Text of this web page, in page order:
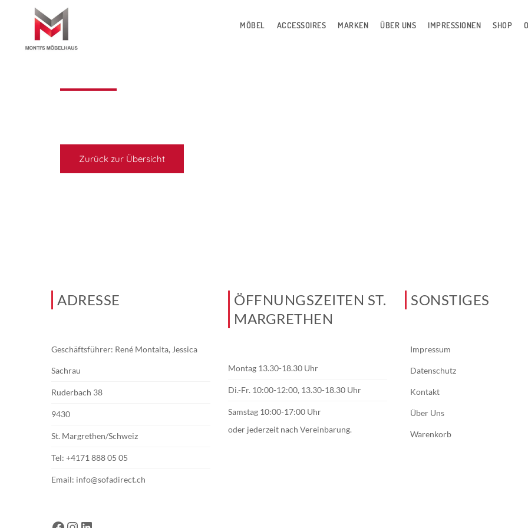
MÖBEL ACCESSOIRES MARKEN ÜBER UNS IMPRESSIONEN SHOP
Zurück zur Übersicht
ADRESSE
Geschäftsführer: René Montalta, Jessica
Sachrau
Ruderbach 38
9430
St. Margrethen/Schweiz
Tel: +4171 888 05 05
Email: info@sofadirect.ch
ÖFFNUNGSZEITEN ST.
MARGRETHEN
Montag 13.30-18.30 Uhr
Di.-Fr. 10:00-12:00, 13.30-18.30 Uhr
Samstag 10:00-17:00 Uhr
oder jederzeit nach Vereinbarung.
SONSTIGES
Impressum
Datenschutz
Kontakt
Über Uns
Warenkorb